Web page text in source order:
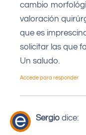
cambio
valoración
que es
solicitar las que
Un saludo.
Accede para responder
Sergio dice: